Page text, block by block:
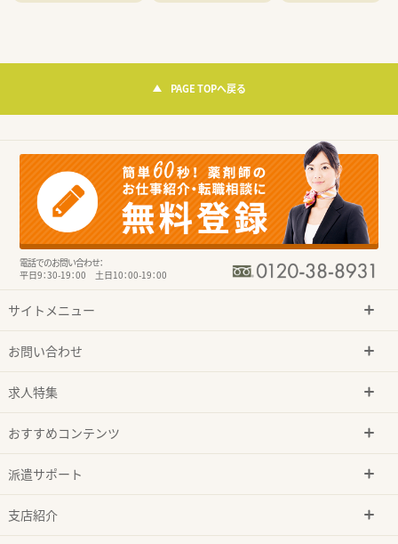
PAGE TOPへ戻る
電話でのお問い合わせ：
平日9：30-19：00 土日10：00-19：00
サイトメニュー
お問い合わせ
求人特集
おすすめコンテンツ
派遣サポート
支店紹介